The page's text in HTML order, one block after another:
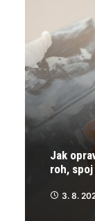
Jak
roh, spoj
3. 8.